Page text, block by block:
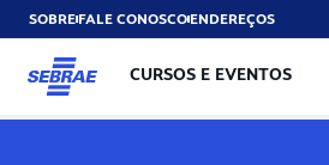
SOBREFALE CONOSCOENDEREÇOS
CURSOS E EVENTOS